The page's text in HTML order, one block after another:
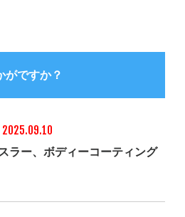
がですか？
2025.09.10
ラー、ボディーコーティング